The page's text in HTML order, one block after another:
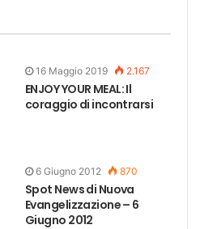
16 Maggio 2019 2.167
ENJOY YOUR MEAL: Il
coraggio di incontrarsi
6 Giugno 2012 870
Spot News di Nuova
Evangelizzazione – 6
Giugno 2012